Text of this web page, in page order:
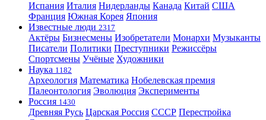
Испания Италия Нидерланды Канада Китай США
Франция Южная Корея Япония
Известные люди 2317
Актёры Бизнесмены Изобретатели Монархи Музыканты
Писатели Политики Преступники Режиссёры
Спортсмены Учёные Художники
Наука 1182
Археология Математика Нобелевская премия
Палеонтология Эволюция Эксперименты
Россия 1430
Древняя Русь Царская Россия СССР Перестройка